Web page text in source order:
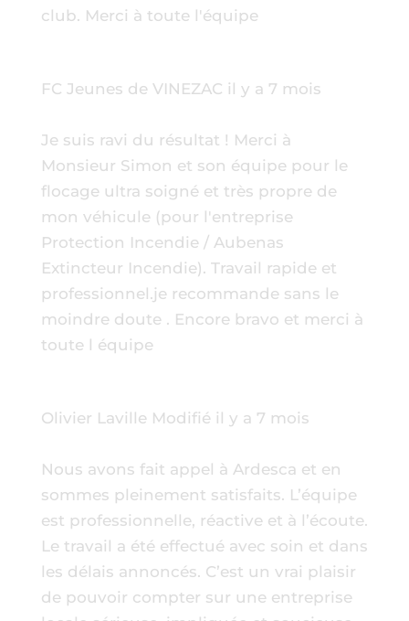
club. Merci à toute l'équipe
FC Jeunes de VINEZAC il y a 7 mois
Je suis ravi du résultat ! Merci à
Monsieur Simon et son équipe pour le
flocage ultra soigné et très propre de
mon véhicule (pour l'entreprise
Protection Incendie / Aubenas
Extincteur Incendie). Travail rapide et
professionnel.je recommande sans le
moindre doute . Encore bravo et merci à
toute l équipe
Olivier Laville Modifié il y a 7 mois
Nous avons fait appel à Ardesca et en
sommes pleinement satisfaits. L’équipe
est professionnelle, réactive et à l’écoute.
Le travail a été effectué avec soin et dans
les délais annoncés. C’est un vrai plaisir
de pouvoir compter sur une entreprise